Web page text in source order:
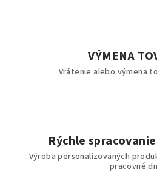
VÝMENA
Vrátenie alebo výmena
Rýchle
Výroba personalizovaných
pracovné